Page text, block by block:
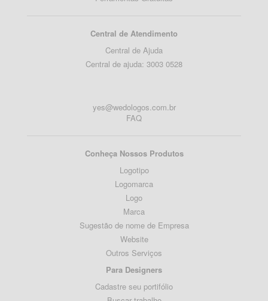
Central de Atendimento
Central de Ajuda
Central de ajuda: 3003 0528
yes@wedologos.com.br
FAQ
Conheça Nossos Produtos
Logotipo
Logomarca
Logo
Marca
Sugestão de nome de Empresa
Website
Outros Serviços
Para Designers
Cadastre seu portifólio